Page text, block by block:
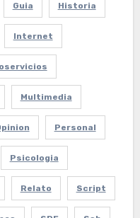
Guia Historia
Internet
Multimedia
Personal
Psicologia
Relato Script